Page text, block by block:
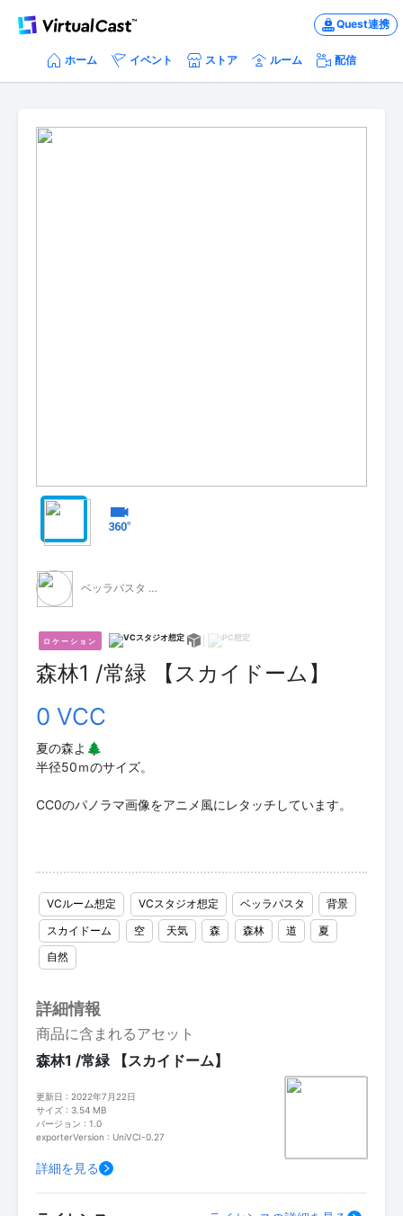
Quest連携
ホーム イベント ストア ルーム 配信
ベッラパスタ - 無料配布 -
ロケーション
森林1 /常緑 【スカイドーム】
0 VCC
夏の森よ🌲
半径50ｍのサイズ。
CC0のパノラマ画像をアニメ風にレタッチしています。
VCルーム想定 VCスタジオ想定 ベッラパスタ
背景
スカイドーム
空 天気 森 森林 道
夏
自然
詳細情報
商品に含まれるアセット
森林1 /常緑 【スカイドーム】
更新日 : 2022年7月22日
サイズ : 3.54 MB
バージョン : 1.0
exporterVersion : UniVCI-0.27
詳細を見る